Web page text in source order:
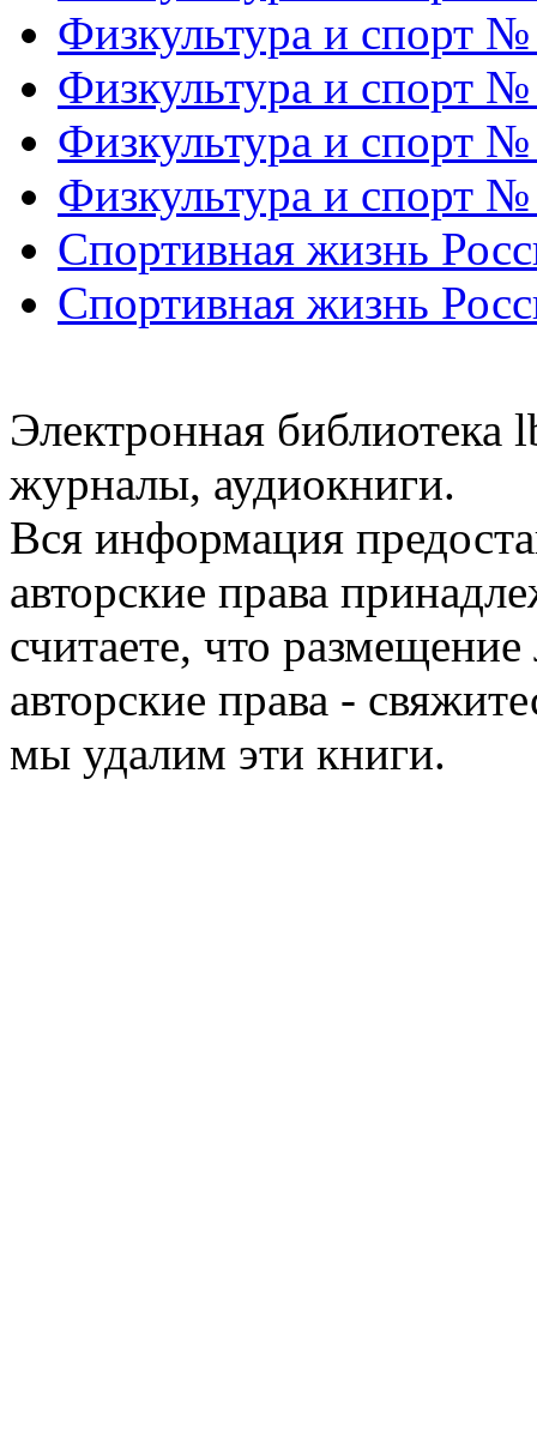
Физкультура и спорт
Физкультура и спорт
Физкультура и спорт
Физкультура и спорт
Спортивная жизнь
Спортивная жизнь
Электронная библиотека
журналы, аудиокниги.
Вся информация
авторские права
считаете, что
авторские права -
мы удалим эти книги.